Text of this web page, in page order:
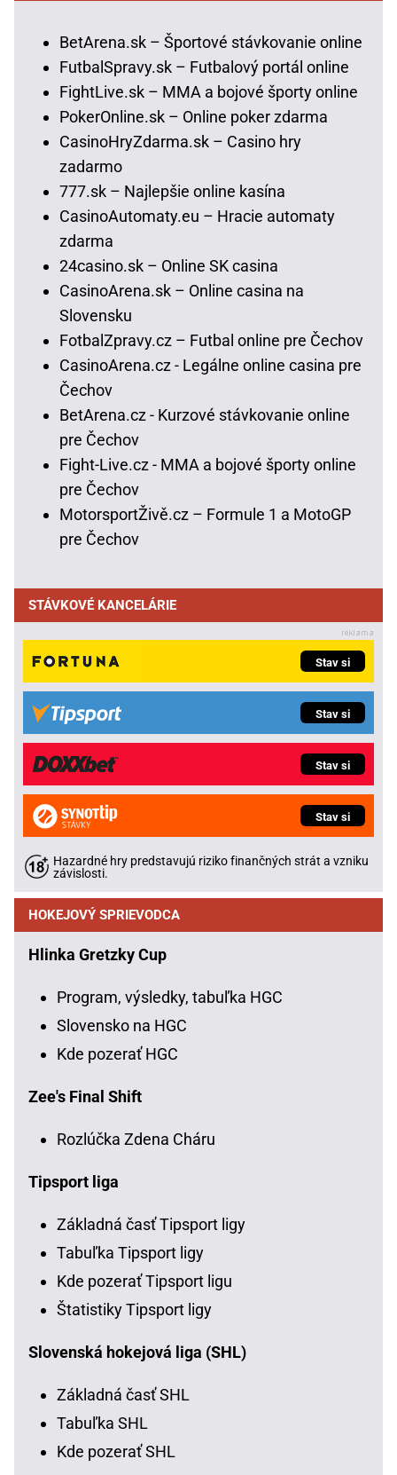
BetArena.sk – Športové stávkovanie online
FutbalSpravy.sk – Futbalový portál online
FightLive.sk – MMA a bojové športy online
PokerOnline.sk – Online poker zdarma
CasinoHryZdarma.sk – Casino hry
zadarmo
777.sk – Najlepšie online kasína
CasinoAutomaty.eu – Hracie automaty
zdarma
24casino.sk – Online SK casina
CasinoArena.sk – Online casina na
Slovensku
FotbalZpravy.cz – Futbal online pre Čechov
CasinoArena.cz - Legálne online casina pre
Čechov
BetArena.cz - Kurzové stávkovanie online
pre Čechov
Fight-Live.cz - MMA a bojové športy online
pre Čechov
MotorsportŽivě.cz – Formule 1 a MotoGP
pre Čechov
STÁVKOVÉ KANCELÁRIE
Stav si
Stav si
Stav si
Stav si
Hazardné hry predstavujú riziko finančných strát a vzniku
závislosti.
HOKEJOVÝ SPRIEVODCA
Hlinka Gretzky Cup
Program, výsledky, tabuľka HGC
Slovensko na HGC
Kde pozerať HGC
Zee's Final Shift
Rozlúčka Zdena Cháru
Tipsport liga
Základná časť Tipsport ligy
Tabuľka Tipsport ligy
Kde pozerať Tipsport ligu
Štatistiky Tipsport ligy
Slovenská hokejová liga (SHL)
Základná časť SHL
Tabuľka SHL
Kde pozerať SHL